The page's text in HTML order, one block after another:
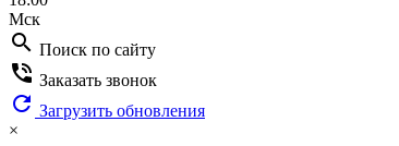
Мск
search Поиск по сайту
phone_in_talk Заказать звонок
refresh Загрузить обновления
×